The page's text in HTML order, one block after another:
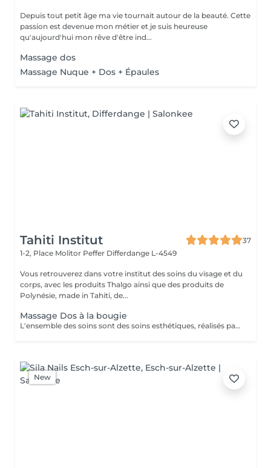
Depuis tout petit âge ma vie tournait autour de la beauté. Cette
passion est devenue mon métier et je suis heureuse
qu'aujourd'hui mon rêve d'être ind...
Massage dos
Massage Nuque + Dos + Épaules
Tahiti Institut
37
1-2, Place Molitor Peffer Differdange L-4549
Vous retrouverez dans votre institut des soins du visage et du
corps, avec les produits Thalgo ainsi que des produits de
Polynésie, made in Tahiti, de...
Massage Dos à la bougie
L'ensemble des soins sont des soins esthétiques, réalisés par des esthéticiennes diplômées. Ils n'ont pas de visée médicale et les massages ne sont aucunement sexuels. Vous avez pris rendez-vous dans un institut de beauté. Merci de respecter le personnel
New